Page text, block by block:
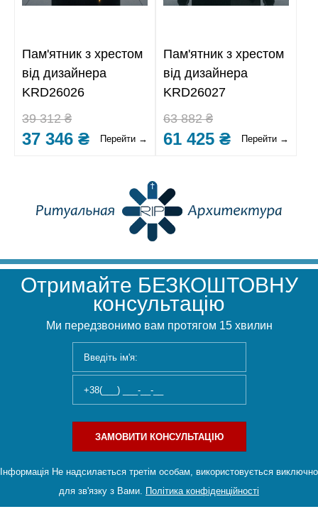
Пам'ятник з хрестом
від дизайнера
KRD26026
39 312 ₴
37 346 ₴ Перейти →
Пам'ятник з хрестом
від дизайнера
KRD26027
63 882 ₴
61 425 ₴ Перейти →
Отримайте БЕЗКОШТОВНУ
консультацію
Ми передзвонимо вам протягом 15 хвилин
ЗАМОВИТИ КОНСУЛЬТАЦІЮ
Інформація Не надсилається третім особам, використовується виключно
для зв'язку з Вами. Політика конфіденційності